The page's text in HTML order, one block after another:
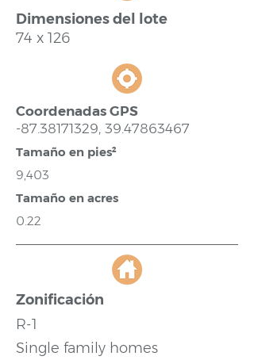
Dimensiones del lote
74 x 126
Coordenadas GPS
-87.38171329, 39.47863467
Tamaño en pies²
9,403
Tamaño en acres
0.22
Zonificación
R-1
Single family homes